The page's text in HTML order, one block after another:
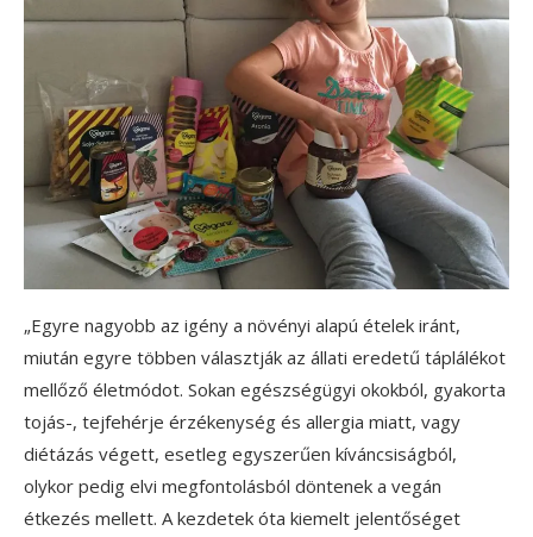
„Egyre nagyobb az igény a növényi alapú ételek iránt,
miután egyre többen választják az állati eredetű táplálékot
mellőző életmódot. Sokan egészségügyi okokból, gyakorta
tojás-, tejfehérje érzékenység és allergia miatt, vagy
diétázás végett, esetleg egyszerűen kíváncsiságból,
olykor pedig elvi megfontolásból döntenek a vegán
étkezés mellett. A kezdetek óta kiemelt jelentőséget